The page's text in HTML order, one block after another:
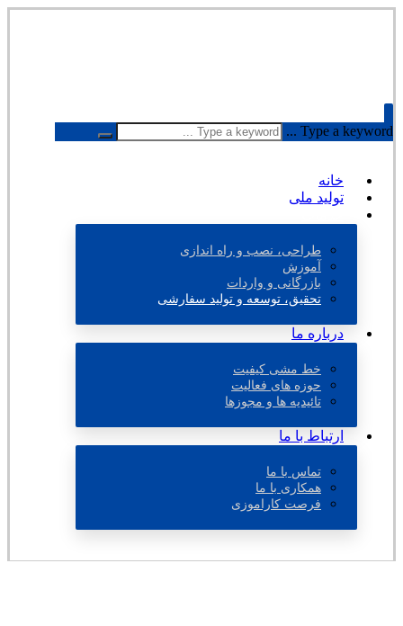
Type a keyword ...
خانه
تولید ملی
طراحی، نصب و راه اندازی
آموزش
بازرگانی و واردات
تحقیق، توسعه و تولید سفارشی
درباره ما
خط مشی کیفیت
حوزه های فعالیت
تائیدیه ها و مجوزها
ارتباط با ما
تماس با ما
همکاری با ما
فرصت کاراموزی